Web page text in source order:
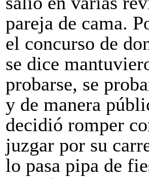
pareja de cama.
el concurso de
se dice
probarse, se
y de manera
decidió romper
juzgar por su
lo pasa pipa de